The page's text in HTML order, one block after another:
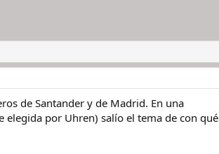
de Santander y de Madrid. En una
elegida por Uhren) salío el tema de con qué